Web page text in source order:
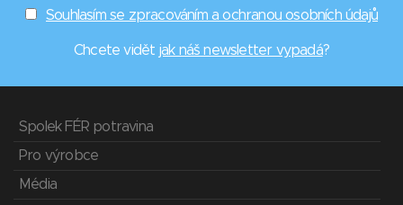
Souhlasím se zpracováním a ochranou osobních údajů
Chcete vidět jak náš newsletter vypadá?
Spolek FÉR potravina
Pro výrobce
Média